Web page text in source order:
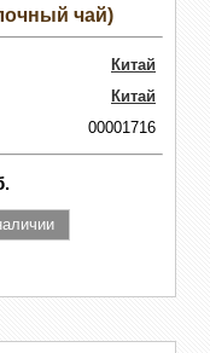
чай)
Китай
Китай
00001716